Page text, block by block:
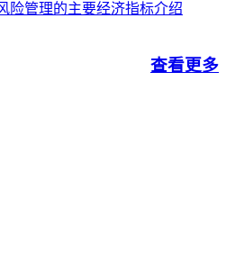
险管理的主要经济指标介绍
查看更多